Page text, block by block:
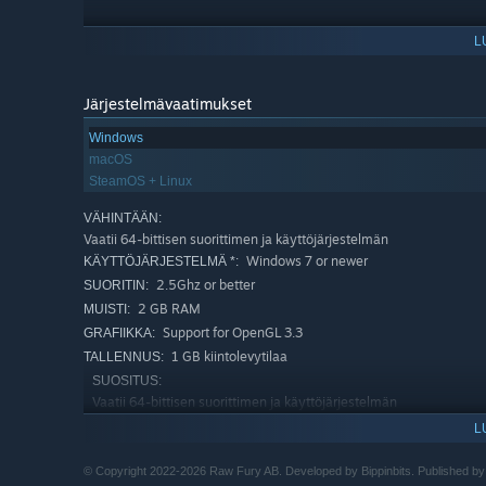
Puolusta
Suojaa kupoliasi käyttämällä sen tehokkaita aseita
vihollistyyppejä, jotka lähestyvät ilmasta ja maasta –
Järjestelmävaatimukset
Windows
macOS
SteamOS + Linux
VÄHINTÄÄN:
Vaatii 64-bittisen suorittimen ja käyttöjärjestelmän
KÄYTTÖJÄRJESTELMÄ *: Windows 7 or newer
SUORITIN: 2.5Ghz or better
MUISTI: 2 GB RAM
GRAFIIKKA: Support for OpenGL 3.3
TALLENNUS: 1 GB kiintolevytilaa
SUOSITUS:
Vaatii 64-bittisen suorittimen ja käyttöjärjestelmän
© Copyright 2022-2026 Raw Fury AB. Developed by Bippinbits. Published